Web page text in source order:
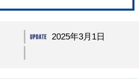
2025年3月1日